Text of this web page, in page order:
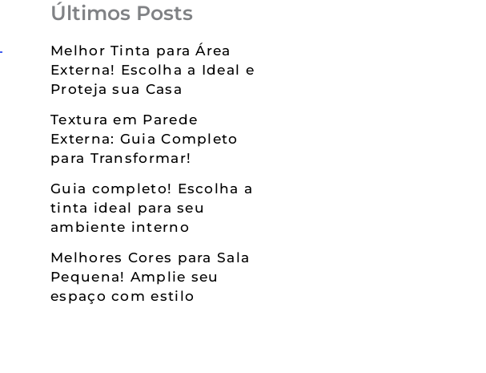
Últimos Posts
Melhor Tinta para Área
Externa! Escolha a Ideal e
Proteja sua Casa
Textura em Parede
Externa: Guia Completo
para Transformar!
Guia completo! Escolha a
tinta ideal para seu
ambiente interno
Melhores Cores para Sala
Pequena! Amplie seu
espaço com estilo